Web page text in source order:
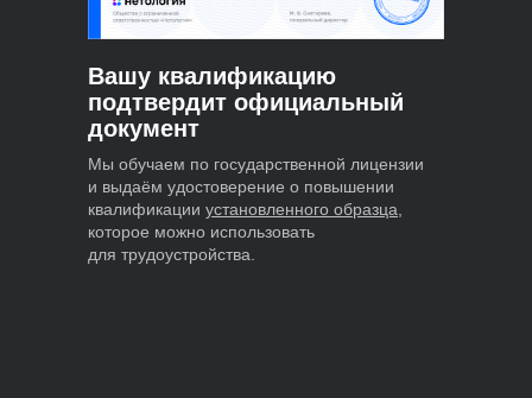
Вашу квалификацию
подтвердит официальный
документ
Мы обучаем по государственной лицензии
и выдаём удостоверение о повышении
квалификации установленного образца
которое можно использовать
для трудоустройства.